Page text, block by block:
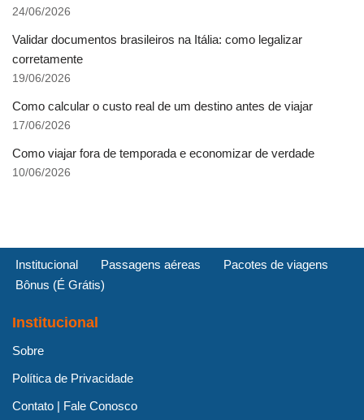
24/06/2026
Validar documentos brasileiros na Itália: como legalizar
corretamente
19/06/2026
Como calcular o custo real de um destino antes de viajar
17/06/2026
Como viajar fora de temporada e economizar de verdade
10/06/2026
Institucional Passagens aéreas
Pacotes de viagens
Bônus (É Grátis)
Institucional
Sobre
Política de Privacidade
Contato | Fale Conosco